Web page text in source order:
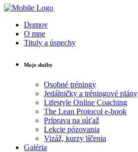
Domov
O mne
Tituly a úspechy
Moje služby
Osobné tréningy
Jedálničky a tréningové plány
Lifestyle Online Coaching
The Lean Protocol e-book
Príprava na súťaž
Lekcie pózovania
Vizáž, kurzy líčenia
Galéria